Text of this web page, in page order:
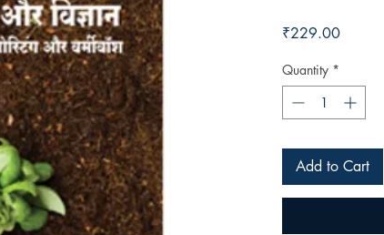
₹229.00Price
Quantity *
Add to Cart